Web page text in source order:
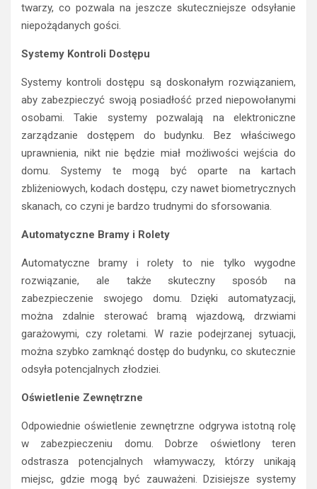
twarzy, co pozwala na jeszcze skuteczniejsze odsyłanie
niepożądanych gości.
Systemy Kontroli Dostępu
Systemy kontroli dostępu są doskonałym rozwiązaniem,
aby zabezpieczyć swoją posiadłość przed niepowołanymi
osobami. Takie systemy pozwalają na elektroniczne
zarządzanie dostępem do budynku. Bez właściwego
uprawnienia, nikt nie będzie miał możliwości wejścia do
domu. Systemy te mogą być oparte na kartach
zbliżeniowych, kodach dostępu, czy nawet biometrycznych
skanach, co czyni je bardzo trudnymi do sforsowania.
Automatyczne Bramy i Rolety
Automatyczne bramy i rolety to nie tylko wygodne
rozwiązanie, ale także skuteczny sposób na
zabezpieczenie swojego domu. Dzięki automatyzacji,
można zdalnie sterować bramą wjazdową, drzwiami
garażowymi, czy roletami. W razie podejrzanej sytuacji,
można szybko zamknąć dostęp do budynku, co skutecznie
odsyła potencjalnych złodziei.
Oświetlenie Zewnętrzne
Odpowiednie oświetlenie zewnętrzne odgrywa istotną rolę
w zabezpieczeniu domu. Dobrze oświetlony teren
odstrasza potencjalnych włamywaczy, którzy unikają
miejsc, gdzie mogą być zauważeni. Dzisiejsze systemy